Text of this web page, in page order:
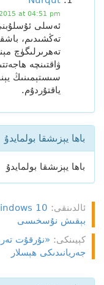
at 04:51 pm
تەڭشىدىم،
تەھرىرلىگۈچ
ۋاقتىنچە
سىستېمىنىڭ
ياقتۇردۇم.
باھا يېزىشقا بولمايدۇ
باھا يېزىشقا بولمايدۇ
ئالدىنقى:
بېقىش نۇسخىسى
كېيىنكى: «نۇرقۇت
جەريانىدىكى ھېسلار